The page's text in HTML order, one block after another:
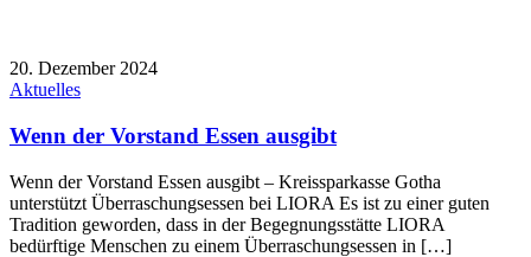
20. Dezember 2024
Aktuelles
Wenn der Vorstand Essen ausgibt
Wenn der Vorstand Essen ausgibt – Kreissparkasse Gotha
unterstützt Überraschungsessen bei LIORA Es ist zu einer guten
Tradition geworden, dass in der Begegnungsstätte LIORA
bedürftige Menschen zu einem Überraschungsessen in […]